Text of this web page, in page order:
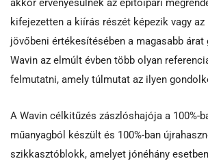
akkor érvényesülnek az építőipari
kifejezetten a kiírás részét képezik vagy
jövőbeni értékesítésében a magasabb árat
Wavin az elmúlt évben több olyan
felmutatni, amely túlmutat az ilyen
A Wavin célkitűzés zászlóshajója a 100%-
műanyagból készült és 100%-ban
szikkasztóblokk, amelyet jónéhány